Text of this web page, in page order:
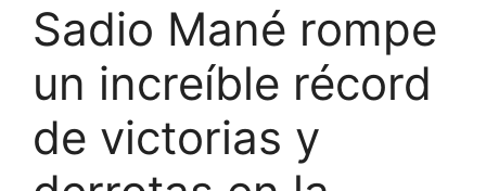
Sadio Mané rompe
un increíble récord
de victorias y